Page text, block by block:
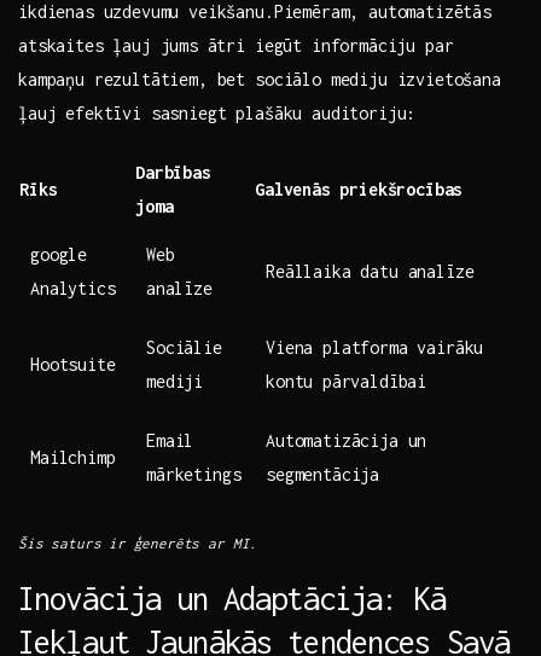
‍ikdienas uzdevumu veikšanu.Piemēram, automatizētās
atskaites ļauj jums ⁤ātri iegūt informāciju par
kampaņu rezultātiem,‍ bet sociālo mediju izvietošana⁣
ļauj ‌efektīvi sasniegt‌ plašāku auditoriju:
Rīks
Darbības
joma
Galvenās ⁣priekšrocības
google
Analytics
Web
⁢analīze
Reāllaika datu analīze
Hootsuite
Sociālie⁢
mediji
Viena platforma vairāku
kontu⁢ pārvaldībai
Mailchimp
Email
mārketings
Automatizācija‌ un
segmentācija
Šis saturs ⁤ir ģenerēts ar MI.
Inovācija un ⁣Adaptācija: Kā
Iekļaut​ Jaunākās tendences Savā